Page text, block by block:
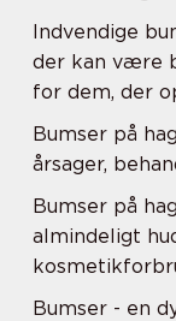
Indvendige
der kan være
for dem, der
Bumser på
årsager,
Bumser på
almindeligt
Bumser - en